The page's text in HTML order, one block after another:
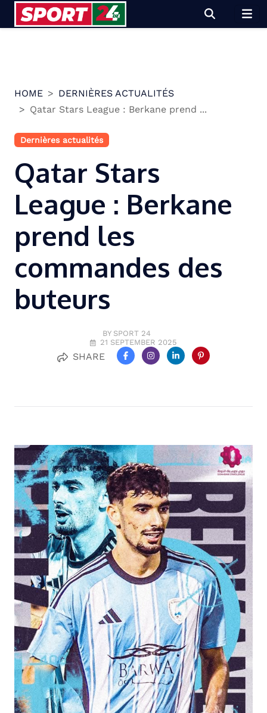
HOME
DERNIÈRES ACTUALITÉS
Qatar Stars League : Berkane prend ...
Dernières actualités
Qatar Stars
League : Berkane
prend les
commandes des
buteurs
BY SPORT 24
21 SEPTEMBER 2025
SHARE